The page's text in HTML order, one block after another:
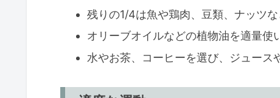
残りの1/4は魚や鶏肉、豆類、ナッツ
オリーブオイルなどの植物油を適量使
水やお茶、コーヒーを選び、ジュース